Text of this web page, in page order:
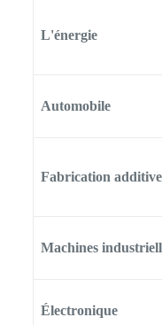
L'énergie
Automobile
Fabrication additive
Machines
Électronique